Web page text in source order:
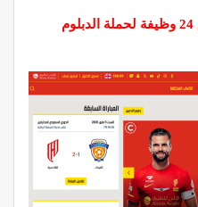
شركة NOV تعلن عن 24 وظيفة لحملة الدبلوم